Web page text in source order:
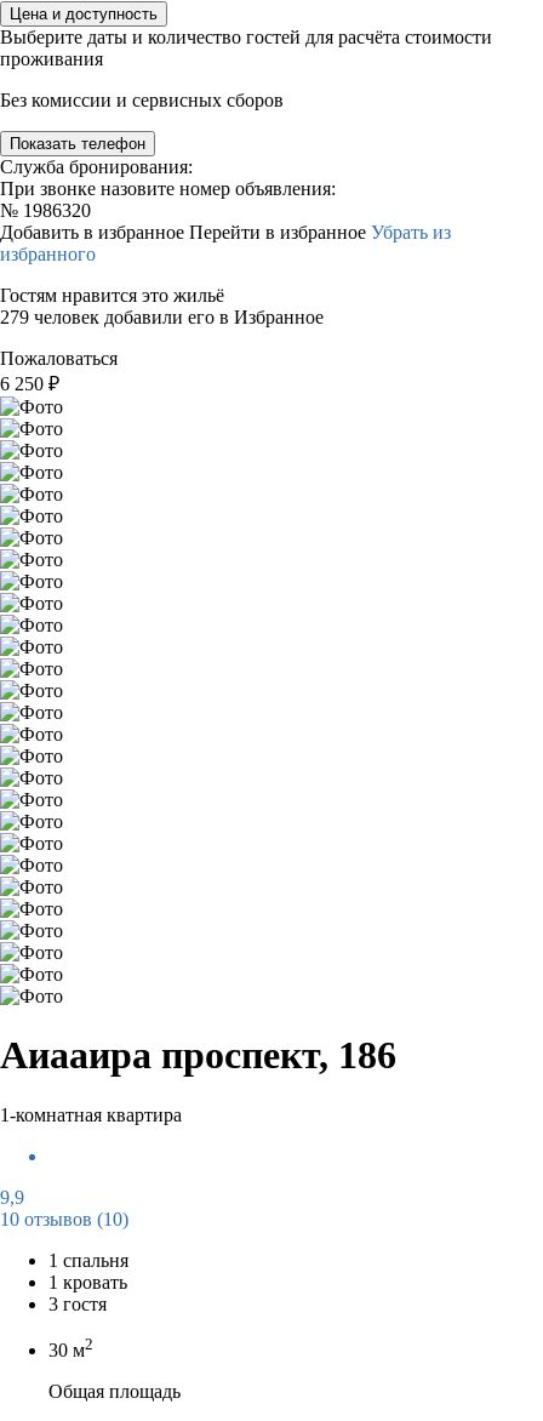
Цена и доступность
Выберите даты и количество гостей для расчёта стоимости
проживания
Без комиссии и сервисных сборов
Показать телефон
Служба бронирования:
При звонке назовите номер объявления:
№ 1986320
Добавить в избранное Перейти в избранное Убрать из
избранного
Гостям нравится это жильё
279 человек добавили его в Избранное
Пожаловаться
6 250 ₽
Аиааира проспект, 186
1-комнатная квартира
9,9
10 отзывов (10)
1 спальня
1 кровать
3 гостя
30 м2
Общая площадь